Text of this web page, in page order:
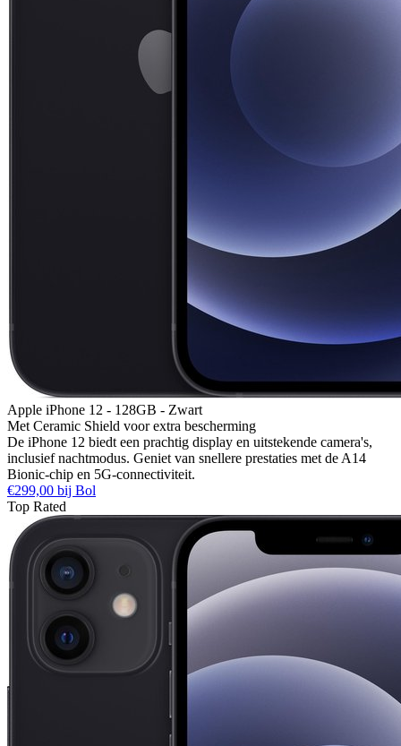
Apple iPhone 12 - 128GB - Zwart
Met Ceramic Shield voor extra bescherming
De iPhone 12 biedt een prachtig display en uitstekende camera's,
inclusief nachtmodus. Geniet van snellere prestaties met de A14
Bionic-chip en 5G-connectiviteit.
€299,00 bij Bol
Top Rated